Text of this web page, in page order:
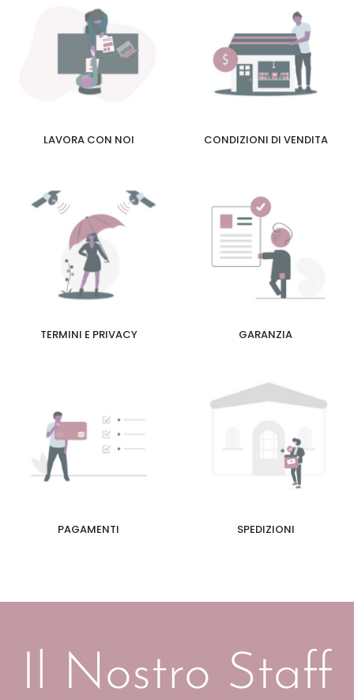
LAVORA CON NOI CONDIZIONI DI VENDITA
TERMINI E PRIVACY GARANZIA
PAGAMENTI SPEDIZIONI
Il Nostro Staff